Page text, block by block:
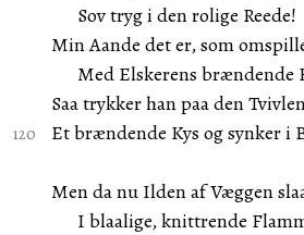
Sov tryg i den rolige Reede!
Min Aande det er, som
Med Elskerens brændende
Saa trykker han paa den
Et brændende Kys og synker i
Men da nu Ilden af Væggen
I blaalige, knittrende